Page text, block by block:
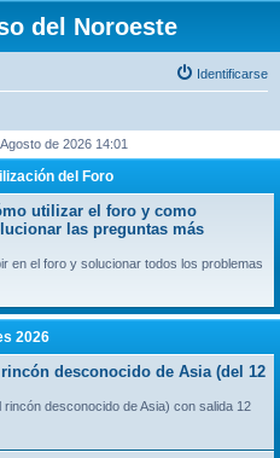
del Noroeste
Identificarse
de 2026 14:01
del Foro
utilizar el foro y como
las preguntas más
en el foro y solucionar todos los problemas
2026
desconocido de Asia (del 12
desconocido de Asia) con salida 12